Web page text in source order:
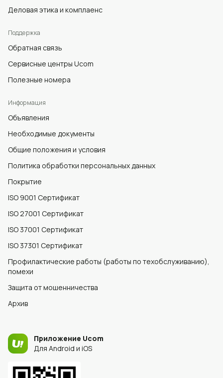
Деловая этика и комплаенс
Поддержка
Обратная связь
Сервисные центры Ucom
Полезные номера
Информация
Объявления
Необходимые документы
Общие положения и условия
Политика обработки персональных данных
Покрытие
ISO 9001 Сертификат
ISO 27001 Сертификат
ISO 37001 Сертификат
ISO 37301 Сертификат
Профилактические работы (работы по техобслуживанию),
помехи
Защита от мошенничества
Архив
Приложение Ucom
Для Android и iOS